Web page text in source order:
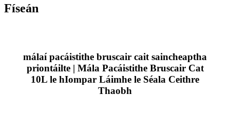
Físeán
málaí pacáistithe bruscair cait saincheaptha
priontáilte | Mála Pacáistithe Bruscair Cat
10L le hIompar Láimhe le Séala Ceithre
Thaobh